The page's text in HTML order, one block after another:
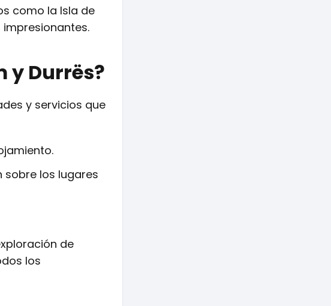
como la Isla de
y Durrës?
y servicios que
los lugares
de
los